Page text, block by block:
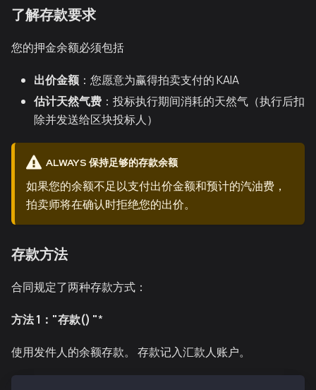
了解存款要求
您的押金余额必须包括
出价金额 ：您愿意为赢得拍卖支付的 KAIA
估计天然气费 ：投标执行期间消耗的天然气（执行后扣
除并发送给区块投标人）
ALWAYS 保持足够的存款余额
如果您的余额不足以支付出价金额和预计的汽油费，
拍卖师将在确认时拒绝您的出价。
存款方法
合同规定了两种存款方式：
方法 1："存款() "*
使用发件人的余额存款。 存款记入汇款人账户。